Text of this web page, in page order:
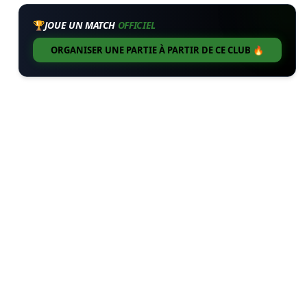
🏆JOUE UN MATCH OFFICIEL
ORGANISER UNE PARTIE À PARTIR DE CE CLUB 🔥